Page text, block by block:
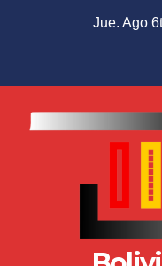
Jue. Ago